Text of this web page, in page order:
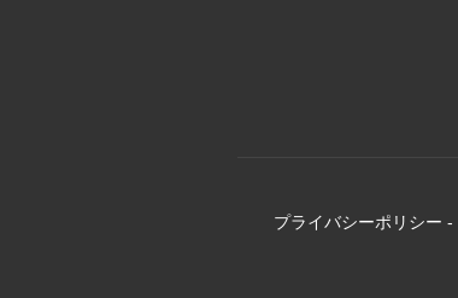
プライバシーポリシー -